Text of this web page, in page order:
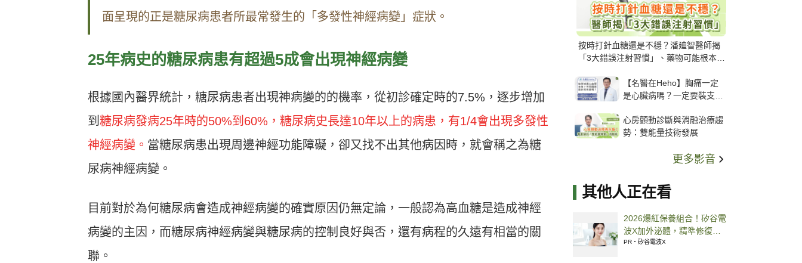
面呈現的正是糖尿病患者所最常發生的「多發性神經病變」症狀。
25年病史的糖尿病患有超過5成會出現神經病變
根據國內醫界統計，糖尿病患者出現神病變的的機率，從初診確定時的7.5%，逐步增加
到 糖尿病發病25年時的50%到60%，糖尿病史長達10年以上的病患，有1/4會出現多發性
神經病變。 當糖尿病患出現周邊神經功能障礙，卻又找不出其他病因時，就會稱之為糖
尿病神經病變。
目前對於為何糖尿病會造成神經病變的確實原因仍無定論，一般認為高血糖是造成神經
病變的主因，而糖尿病神經病變與糖尿病的控制良好與否，還有病程的久遠有相當的關
聯。
按時打針血糖還是不穩？潘廸智醫師揭
「3大錯誤注射習慣」、藥物可能根本沒
【名醫在Heho】胸痛一定
是心臟病嗎？一定要裝支
解析支架種類、風險與選擇
關鍵
心房顫動診斷與消融治療趨
勢：雙能量技術發展
更多影音
其他人正在看
2026爆紅保養組合！矽谷電
波X加外泌體，精準修復超
有感
PR・矽谷電波X